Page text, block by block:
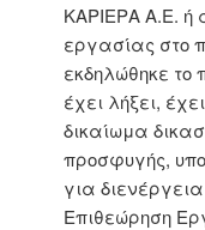
ΚΑΡΙΕΡΑ Α.Ε. ή
εργασίας στο
εκδηλώθηκε το
έχει λήξει,
δικαίωμα
προσφυγής,
για
Επιθεώρηση